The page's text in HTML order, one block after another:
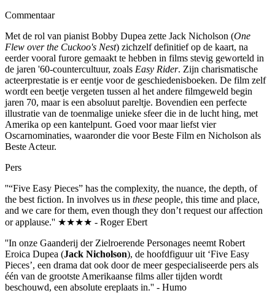
Commentaar
Met de rol van pianist Bobby Dupea zette Jack Nicholson (One
Flew over the Cuckoo's Nest) zichzelf definitief op de kaart, na
eerder vooral furore gemaakt te hebben in films stevig geworteld in
de jaren '60-countercultuur, zoals Easy Rider. Zijn charismatische
acteerprestatie is er eentje voor de geschiedenisboeken. De film zelf
wordt een beetje vergeten tussen al het andere filmgeweld begin
jaren 70, maar is een absoluut pareltje. Bovendien een perfecte
illustratie van de toenmalige unieke sfeer die in de lucht hing, met
Amerika op een kantelpunt. Goed voor maar liefst vier
Oscarnominaties, waaronder die voor Beste Film en Nicholson als
Beste Acteur.
Pers
''“Five Easy Pieces” has the complexity, the nuance, the depth, of
the best fiction. In involves us in these people, this time and place,
and we care for them, even though they don’t request our affection
or applause.'' ★★★★ - Roger Ebert
''In onze Gaanderij der Zielroerende Personages neemt Robert
Eroica Dupea (Jack Nicholson), de hoofdfiguur uit ‘Five Easy
Pieces’, een drama dat ook door de meer gespecialiseerde pers als
één van de grootste Amerikaanse films aller tijden wordt
beschouwd, een absolute ereplaats in.'' - Humo